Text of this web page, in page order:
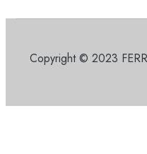
Copyright © 2023